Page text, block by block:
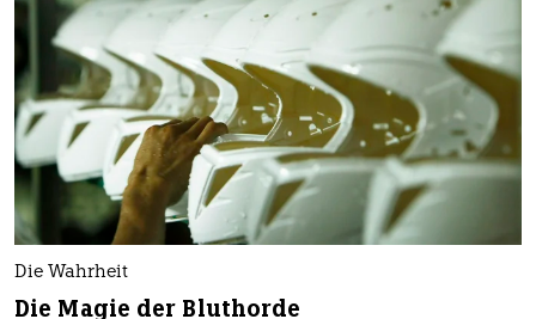
Die Wahrheit
Die Magie der Bluthorde